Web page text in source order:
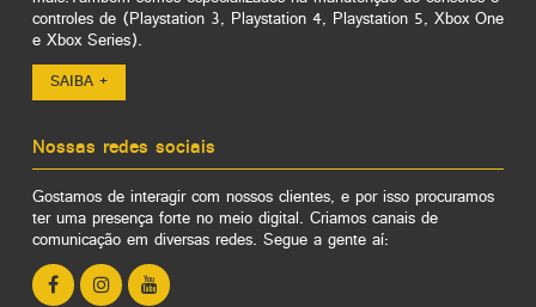
controles de (Playstation 3, Playstation 4, Playstation 5, Xbox One
e Xbox Series).
SAIBA +
Nossas redes sociais
Gostamos de interagir com nossos clientes, e por isso procuramos
ter uma presença forte no meio digital. Criamos canais de
comunicação em diversas redes. Segue a gente aí: